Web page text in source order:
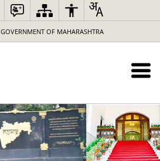
GOVERNMENT OF MAHARASHTRA